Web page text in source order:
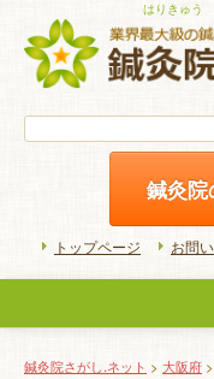
はりきゅう
鍼灸院
トップページ お問
鍼灸院さがし.ネット > 大阪府 >